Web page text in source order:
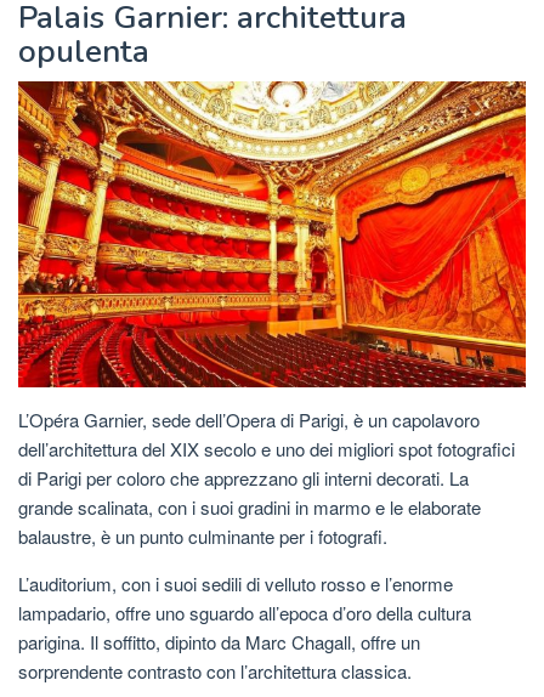
Palais Garnier: architettura
opulenta
L’Opéra Garnier, sede dell’Opera di Parigi, è un capolavoro
dell’architettura del XIX secolo e uno dei migliori spot fotografici
di Parigi per coloro che apprezzano gli interni decorati. La
grande scalinata, con i suoi gradini in marmo e le elaborate
balaustre, è un punto culminante per i fotografi.
L’auditorium, con i suoi sedili di velluto rosso e l’enorme
lampadario, offre uno sguardo all’epoca d’oro della cultura
parigina. Il soffitto, dipinto da Marc Chagall, offre un
sorprendente contrasto con l’architettura classica.